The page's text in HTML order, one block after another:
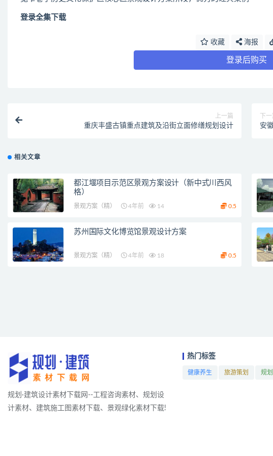
登录全集下载
收藏 海报
登录后购买
上一篇
重庆丰盛古镇重点建筑及沿街立面修缮规划设计
下
安
相关文章
都江堰项目示范区景观方案设计（新中式川西风
格）
景观方案（精） 4年前 14 0.5
苏州国际文化博览馆景观设计方案
景观方案（精） 4年前 18 0.5
规划·建筑设计素材下载网--工程咨询素材、规划设
计素材、建筑施工图素材下载、景观绿化素材下载!
热门标签
健康养生 旅游策划 规